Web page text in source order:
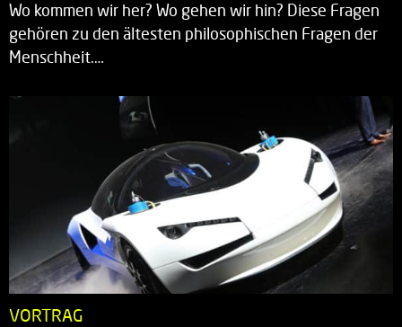
Wo kommen wir her? Wo gehen wir hin? Diese Fragen
gehören zu den ältesten philosophischen Fragen der
Menschheit.…
VORTRAG